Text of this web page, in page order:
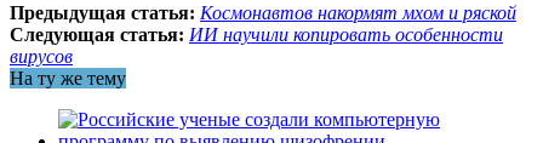
Предыдущая статья: Космонавтов накормят мхом и ряской
Следующая статья: ИИ научили копировать особенности
вирусов
На ту же тему